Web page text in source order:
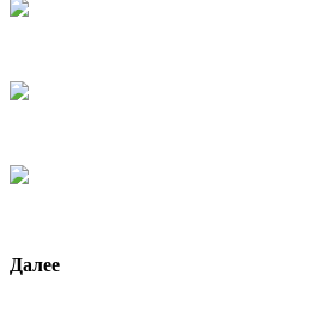
Далее